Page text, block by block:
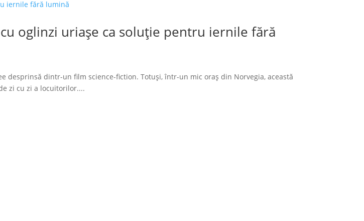
oglinzi uriașe ca soluție pentru iernile fără
dintr-un film science-fiction. Totuși, într-un mic oraș din Norvegia, această
zi cu zi a locuitorilor....